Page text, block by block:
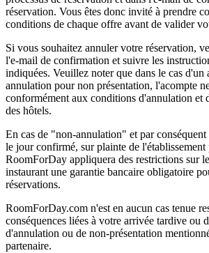
réservation. Vous êtes donc invité à prendre
conditions de chaque offre avant de valider
Si vous souhaitez annuler votre réservation,
l'e-mail de confirmation et suivre les
indiquées. Veuillez noter que dans le cas d'un
annulation pour non présentation, l'acompte
conformément aux conditions d'annulation et
des hôtels.
En cas de "non-annulation" et par
le jour confirmé, sur plainte de l'établissement
RoomForDay appliquera des restrictions sur
instaurant une garantie bancaire obligatoire
réservations.
RoomForDay.com n'est en aucun cas tenue
conséquences liées à votre arrivée tardive ou
d'annulation ou de non-présentation
partenaire.